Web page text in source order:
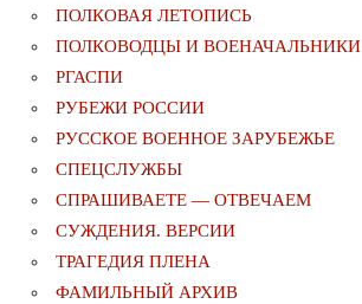
ПОЛКОВАЯ ЛЕТОПИСЬ
ПОЛКОВОДЦЫ И ВОЕНАЧАЛЬНИКИ
РГАСПИ
РУБЕЖИ РОССИИ
РУССКОЕ ВОЕННОЕ ЗАРУБЕЖЬЕ
СПЕЦСЛУЖБЫ
СПРАШИВАЕТЕ — ОТВЕЧАЕМ
СУЖДЕНИЯ. ВЕРСИИ
ТРАГЕДИЯ ПЛЕНА
ФАМИЛЬНЫЙ АРХИВ